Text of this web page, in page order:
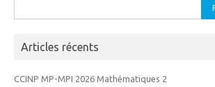
Articles récents
CCINP MP-MPI 2026 Mathématiques 2